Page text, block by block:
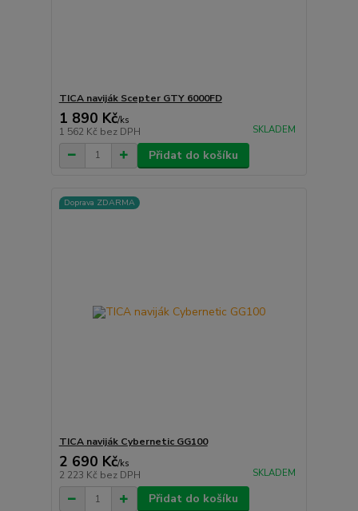
TICA naviják Scepter GTY 6000FD
1 890 Kč/ks
1 562 Kč bez DPH SKLADEM
Přidat do košíku
Doprava ZDARMA
TICA naviják Cybernetic GG100
2 690 Kč/ks
2 223 Kč bez DPH SKLADEM
Přidat do košíku